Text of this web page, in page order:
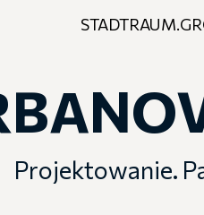
Projektowanie.